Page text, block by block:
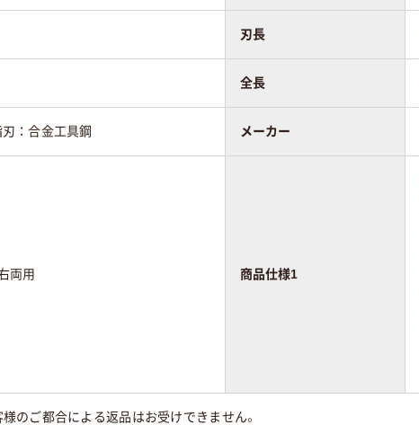
刃長
全長
：合金工具鋼 メーカー
両用 商品仕様1
様のご都合による返品はお受けできません。